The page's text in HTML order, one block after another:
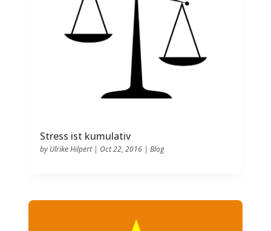
Stress ist kumulativ
by Ulrike Hilpert| Oct 22, 2016| Blog